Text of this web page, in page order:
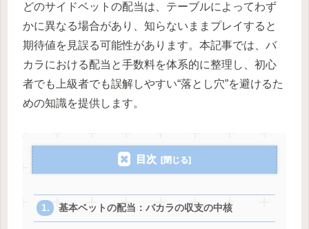
どのサイドベットの配当は、テーブルによってわず
かに異なる場合があり、知らないままプレイすると
期待値を見誤る可能性があります。本記事では、バ
カラにおける配当と手数料を体系的に整理し、初心
者でも上級者でも誤解しやすい“落とし穴”を避けるた
めの知識を提供します。
目次
基本ベットの配当：バカラの収支の中核